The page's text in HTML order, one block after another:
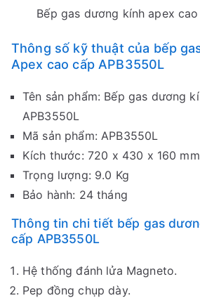
Bếp gas dương kính apex
Thông số kỹ thuật của bếp
Apex cao cấp APB3550L
Tên sản phẩm: Bếp gas dương
APB3550L
Mã sản phẩm: APB3550L
Kích thước: 720 x 430 x 160 mm
Trọng lượng: 9.0 Kg
Bảo hành: 24 tháng
Thông tin chi tiết bếp gas
cấp APB3550L
Hệ thống đánh lửa Magneto.
Pep đồng chụp dày.